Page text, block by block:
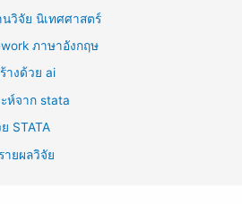
วิจัย นิเทศศาสตร์
ภาษาอังกฤษ
างด้วย ai
ห์จาก stata
STATA
ายผลวิจัย